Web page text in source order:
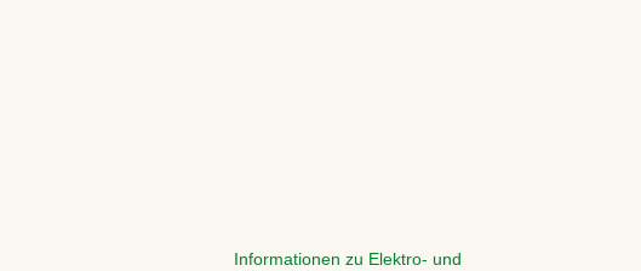
Informationen zu Elektro- und